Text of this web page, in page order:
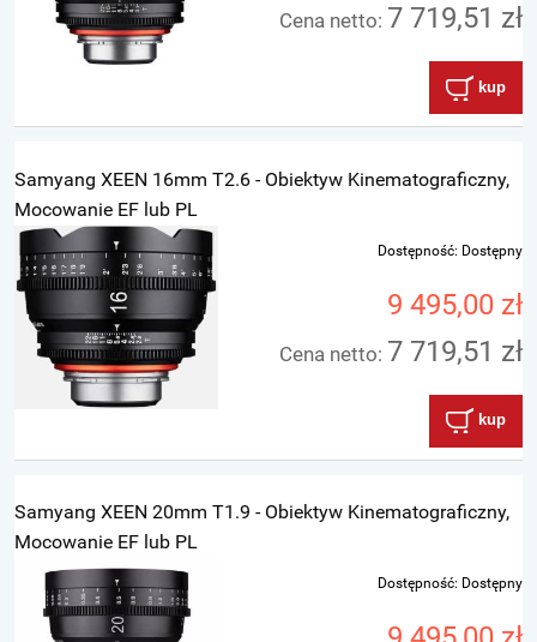
Cena netto: 7 719,51 zł
kup
Samyang XEEN 16mm T2.6 - Obiektyw Kinematograficzny,
Mocowanie EF lub PL
Dostępność: Dostępny
9 495,00 zł
Cena netto: 7 719,51 zł
kup
Samyang XEEN 20mm T1.9 - Obiektyw Kinematograficzny,
Mocowanie EF lub PL
Dostępność: Dostępny